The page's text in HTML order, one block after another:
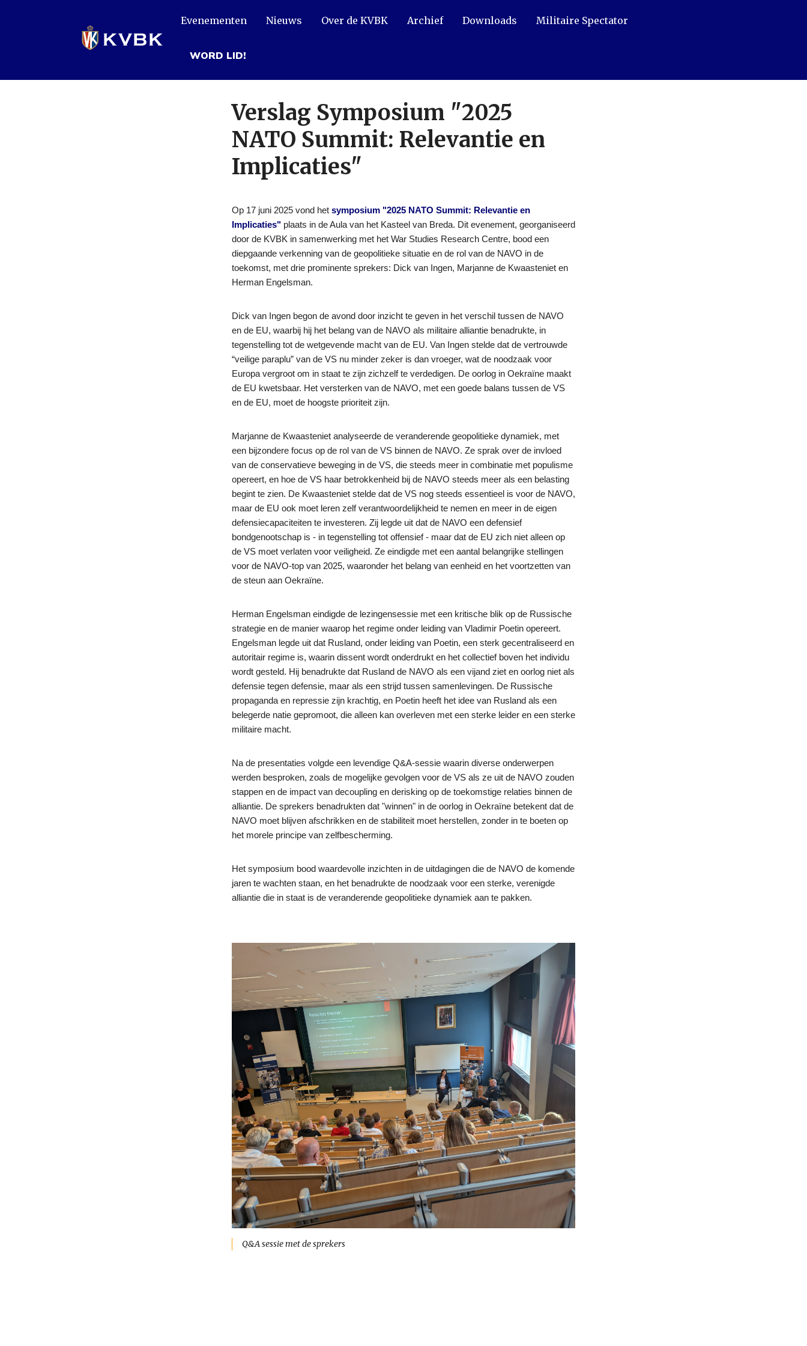
gaan
Evenementen Nieuws Over de KVBK Archief Downloads Militaire Spectator
WORD LID!
Verslag Symposium "2025
NATO Summit: Relevantie en
Implicaties"
Op 17 juni 2025 vond het symposium "2025 NATO Summit: Relevantie en
Implicaties" plaats in de Aula van het Kasteel van Breda. Dit evenement, georganiseerd
door de KVBK in samenwerking met het War Studies Research Centre, bood een
diepgaande verkenning van de geopolitieke situatie en de rol van de NAVO in de
toekomst, met drie prominente sprekers: Dick van Ingen, Marjanne de Kwaasteniet en
Herman Engelsman.
Dick van Ingen begon de avond door inzicht te geven in het verschil tussen de NAVO
en de EU, waarbij hij het belang van de NAVO als militaire alliantie benadrukte, in
tegenstelling tot de wetgevende macht van de EU. Van Ingen stelde dat de vertrouwde
“veilige paraplu” van de VS nu minder zeker is dan vroeger, wat de noodzaak voor
Europa vergroot om in staat te zijn zichzelf te verdedigen. De oorlog in Oekraïne maakt
de EU kwetsbaar. Het versterken van de NAVO, met een goede balans tussen de VS
en de EU, moet de hoogste prioriteit zijn.
Marjanne de Kwaasteniet analyseerde de veranderende geopolitieke dynamiek, met
een bijzondere focus op de rol van de VS binnen de NAVO. Ze sprak over de invloed
van de conservatieve beweging in de VS, die steeds meer in combinatie met populisme
opereert, en hoe de VS haar betrokkenheid bij de NAVO steeds meer als een belasting
begint te zien. De Kwaasteniet stelde dat de VS nog steeds essentieel is voor de NAVO,
maar de EU ook moet leren zelf verantwoordelijkheid te nemen en meer in de eigen
defensiecapaciteiten te investeren. Zij legde uit dat de NAVO een defensief
bondgenootschap is - in tegenstelling tot offensief - maar dat de EU zich niet alleen op
de VS moet verlaten voor veiligheid. Ze eindigde met een aantal belangrijke stellingen
voor de NAVO-top van 2025, waaronder het belang van eenheid en het voortzetten van
de steun aan Oekraïne.
Herman Engelsman eindigde de lezingensessie met een kritische blik op de Russische
strategie en de manier waarop het regime onder leiding van Vladimir Poetin opereert.
Engelsman legde uit dat Rusland, onder leiding van Poetin, een sterk gecentraliseerd en
autoritair regime is, waarin dissent wordt onderdrukt en het collectief boven het individu
wordt gesteld. Hij benadrukte dat Rusland de NAVO als een vijand ziet en oorlog niet als
defensie tegen defensie, maar als een strijd tussen samenlevingen. De Russische
propaganda en repressie zijn krachtig, en Poetin heeft het idee van Rusland als een
belegerde natie gepromoot, die alleen kan overleven met een sterke leider en een sterke
militaire macht.
Na de presentaties volgde een levendige Q&A-sessie waarin diverse onderwerpen
werden besproken, zoals de mogelijke gevolgen voor de VS als ze uit de NAVO zouden
stappen en de impact van decoupling en derisking op de toekomstige relaties binnen de
alliantie. De sprekers benadrukten dat "winnen" in de oorlog in Oekraïne betekent dat de
NAVO moet blijven afschrikken en de stabiliteit moet herstellen, zonder in te boeten op
het morele principe van zelfbescherming.
Het symposium bood waardevolle inzichten in de uitdagingen die de NAVO de komende
jaren te wachten staan, en het benadrukte de noodzaak voor een sterke, verenigde
alliantie die in staat is de veranderende geopolitieke dynamiek aan te pakken.
Q&A sessie met de sprekers